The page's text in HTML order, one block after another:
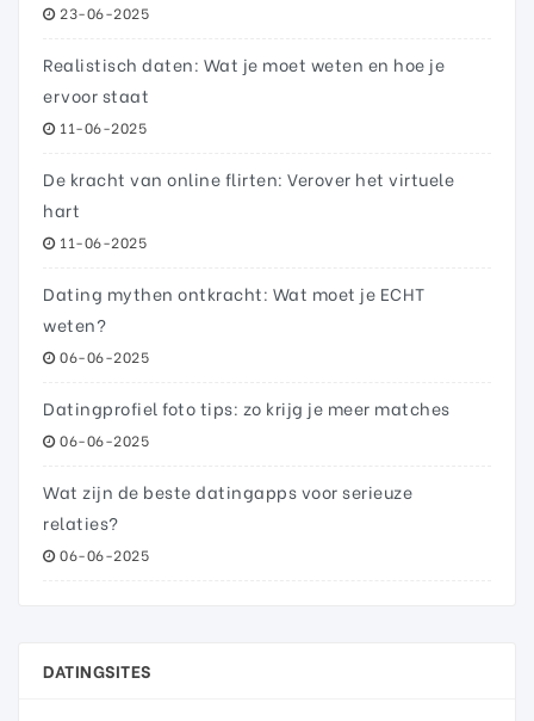
23-06-2025
Realistisch daten: Wat je moet weten en hoe je
ervoor staat
11-06-2025
De kracht van online flirten: Verover het virtuele
hart
11-06-2025
Dating mythen ontkracht: Wat moet je ECHT
weten?
06-06-2025
Datingprofiel foto tips: zo krijg je meer matches
06-06-2025
Wat zijn de beste datingapps voor serieuze
relaties?
06-06-2025
DATINGSITES